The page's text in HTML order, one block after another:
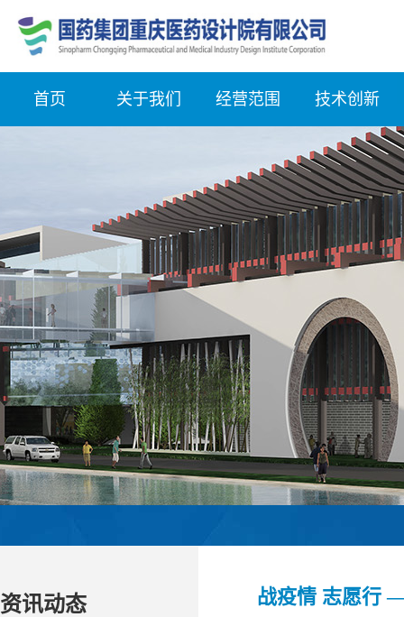
首页 关于我们 经营范围 技术创新
资讯动态 战疫情 志愿行